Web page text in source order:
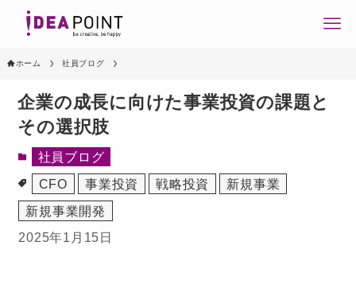
ホーム 社員ブログ
企業の成長に向けた事業投資の課題と
その選択肢
社員ブログ
CFO
事業投資 戦略投資
新規事業
新規事業開発
2025年1月15日